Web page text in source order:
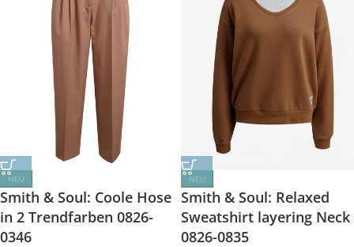
NEU
Smith & Soul: Coole Hose
in 2 Trendfarben 0826-
0346
NEU
Smith & Soul: Relaxed
Sweatshirt layering Neck
0826-0835